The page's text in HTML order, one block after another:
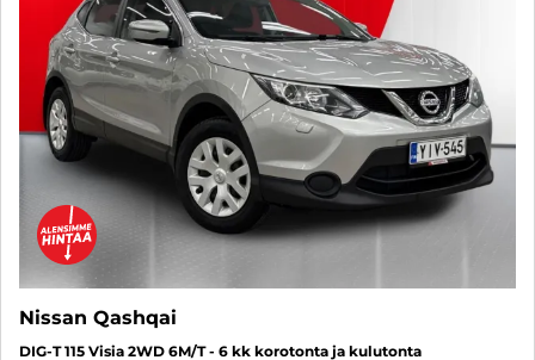
Nissan Qashqai
DIG-T 115 Visia 2WD 6M/T - 6 kk korotonta ja kulutonta